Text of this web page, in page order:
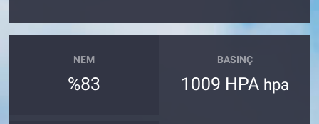
NEM
%83
BASINÇ
1009 HPA hpa